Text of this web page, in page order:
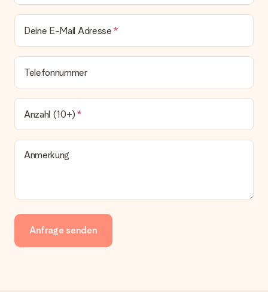
Deine E-Mail Adresse
Telefonnummer
Anzahl (10+)
Anmerkung
Anfrage senden